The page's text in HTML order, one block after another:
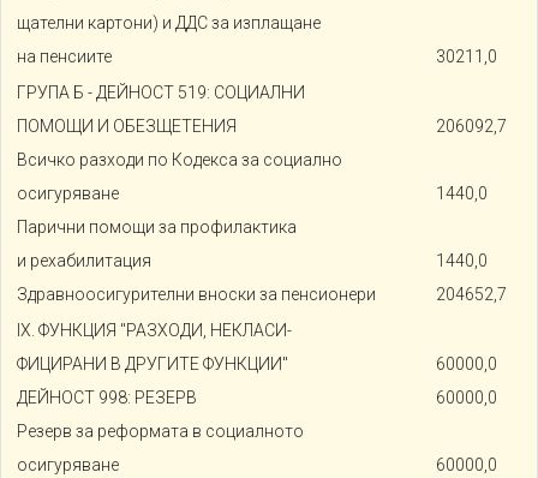
щателни картони) и ДДС за изплащане
на пенсиите
30211,0
ГРУПА Б - ДЕЙНОСТ 519: СОЦИАЛНИ
ПОМОЩИ И ОБЕЗЩЕТЕНИЯ
206092,7
Всичко разходи по Кодекса за социално
осигуряване
1440,0
Парични помощи за профилактика
и рехабилитация
1440,0
Здравноосигурителни вноски за пенсионери
204652,7
IX. ФУНКЦИЯ "РАЗХОДИ, НЕКЛАСИ-
ФИЦИРАНИ В ДРУГИТЕ ФУНКЦИИ"
60000,0
ДЕЙНОСТ 998: РЕЗЕРВ
60000,0
Резерв за реформата в социалното
осигуряване
60000,0